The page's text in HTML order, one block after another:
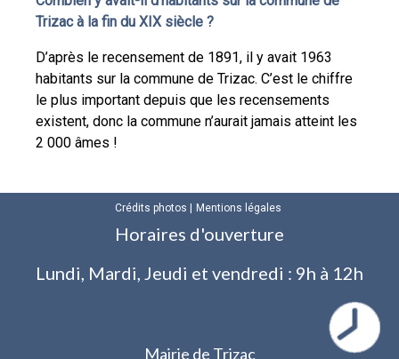
Trizac à la fin du XIX siècle ?
D’après le recensement de 1891, il y avait 1963
habitants sur la commune de Trizac. C’est le chiffre
le plus important depuis que les recensements
existent, donc la commune n’aurait jamais atteint les
2 000 âmes !
Crédits photos Mentions légales
Horaires d'ouverture
Lundi, Mardi, Jeudi et vendredi : 9h à 12h
Mairie de Trizac